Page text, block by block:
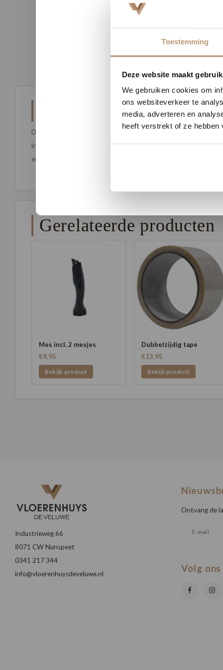
Nu
Toestemming
Deze website maakt
We gebruiken cookies om
ons websiteverkeer te
media, adverteren en
heeft verstrekt of ze
advies!
Beschrijving
De Lobby is een hoogwaardige droogloopmat met een sterk
intensief gebruik. De Lobby is verkrijgbaar in diverse stijlvolle
entree.
Gerelateerde producten
Mes incl. 2 mesjes
€9,95
Bekijk product
Dubbelzijdig tape
€13,95
Bekijk product
Industrieweg 66
8071 CW Nunspeet
0341 217 344
info@vloerenhuysdeveluwe.nl
Ontvang de
Volg ons